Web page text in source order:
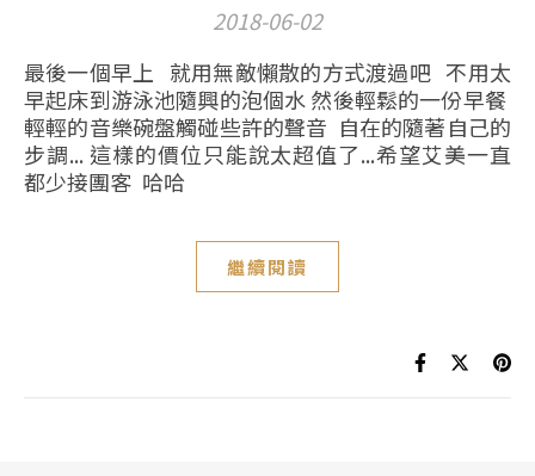
2018-06-02
最後一個早上 就用無敵懶散的方式渡過吧 不用太
早起床到游泳池隨興的泡個水 然後輕鬆的一份早餐
輕輕的音樂碗盤觸碰些許的聲音 自在的隨著自己的
步調... 這樣的價位只能說太超值了...希望艾美一直
都少接團客 哈哈
繼續閱讀